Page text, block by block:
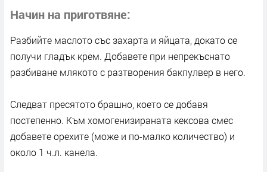
Начин на приготвяне
Разбийте маслото със захарта и яйцата, докато се
получи гладък крем. Добавете при непрекъснато
разбиване млякото с разтворения бакпулвер в него.
Следват пресятото брашно, което се добавя
постепенно. Към хомогенизираната кексова смес
добавете орехите (може и по-малко количество) и
около 1 ч.л. канела.